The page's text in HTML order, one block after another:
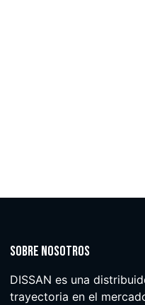
Sobre nosotros
DISSAN es una
trayectoria en el